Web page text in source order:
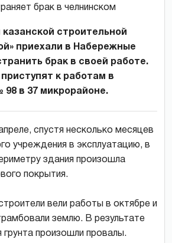
казанской строительной
приехали в Набережные
брак в своей работе.
к работам в
в 37 микрорайоне.
спустя несколько месяцев
учреждения в эксплуатацию, в
здания произошла
покрытия.
вели работы в октябре и
землю. В результате
грунта произошли провалы.